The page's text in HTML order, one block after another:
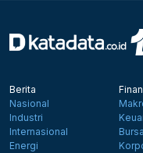
Berita
Nasional
Industri
Internasional
Energi
Bursa